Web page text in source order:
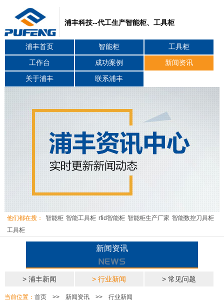
浦丰科技--代工生产智能柜、工具柜
浦丰首页 智能柜 工具柜
工作台 成功案例 新闻资讯
关于浦丰 联系浦丰
他们都在搜： 智能柜 智能工具柜 rfid智能柜 智能柜生产厂家 智能数控刀具柜
工具柜
新闻资讯
> 浦丰新闻 > 行业新闻 > 常见问题
当前位置： 首页>> 新闻资讯>> 行业新闻